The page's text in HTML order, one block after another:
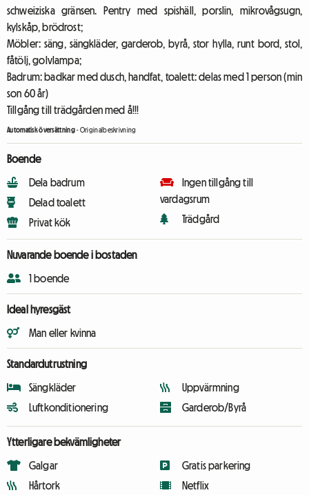
schweiziska gränsen. Pentry med spishäll, porslin, mikrovågsugn,
kylskåp, brödrost;
Möbler: säng, sängkläder, garderob, byrå, stor hylla, runt bord, stol,
fåtölj, golvlampa;
Badrum: badkar med dusch, handfat, toalett: delas med 1 person (min
son 60 år)
Tillgång till trädgården med å!!!
Automatisk översättning-Originalbeskrivning
Boende
Dela badrum
Delad toalett
Privat kök
Ingen tillgång till
vardagsrum
Trädgård
Nuvarande boende i bostaden
1 boende
Ideal hyresgäst
Man eller kvinna
Standardutrustning
Sängkläder
Luftkonditionering
Uppvärmning
Garderob/Byrå
Ytterligare bekvämligheter
Galgar
Hårtork
Gratis parkering
Netflix